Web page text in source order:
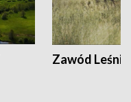
Zawód Leśnik